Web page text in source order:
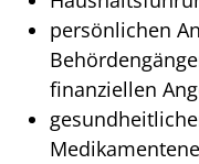
persönlichen
finanziellen